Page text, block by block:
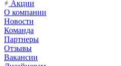
Акции
О компании
Новости
Команда
Партнеры
Отзывы
Вакансии